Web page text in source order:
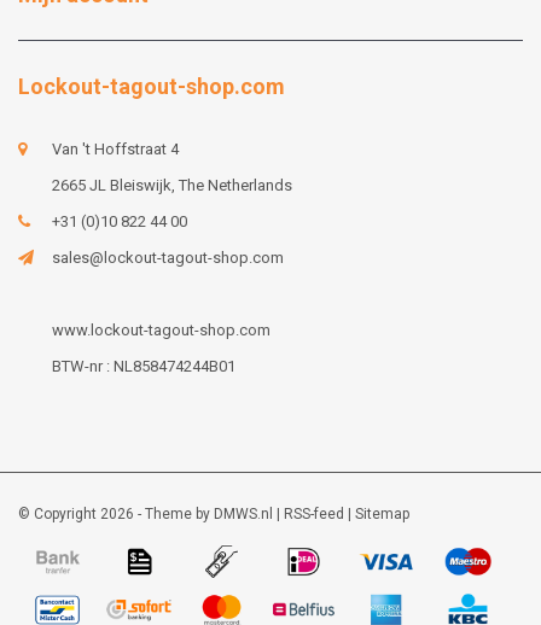
Lockout-tagout-shop.com
Van 't Hoffstraat 4
2665 JL Bleiswijk, The Netherlands
+31 (0)10 822 44 00
sales@lockout-tagout-shop.com
www.lockout-tagout-shop.com
BTW-nr : NL858474244B01
© Copyright 2026 - Theme by DMWS.nl RSS-feed Sitemap